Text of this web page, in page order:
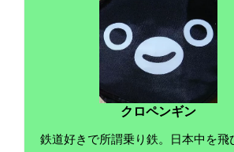
クロペンギン
鉄道好きで所謂乗り鉄。日本中を飛